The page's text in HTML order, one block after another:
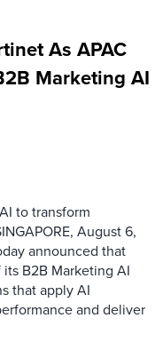
As APAC
Marketing AI
to transform
August 6,
announced that
B2B Marketing AI
that apply AI
and deliver